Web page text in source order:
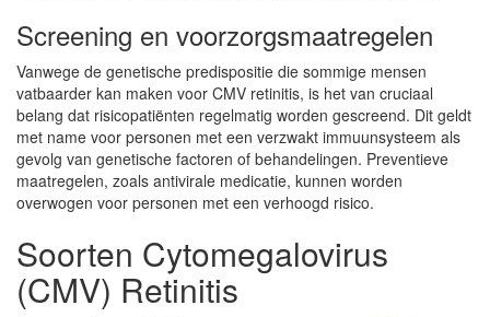
Screening en voorzorgsmaatregelen
Vanwege de genetische predispositie die sommige mensen
vatbaarder kan maken voor CMV retinitis, is het van cruciaal
belang dat risicopatiënten regelmatig worden gescreend. Dit geldt
met name voor personen met een verzwakt immuunsysteem als
gevolg van genetische factoren of behandelingen. Preventieve
maatregelen, zoals antivirale medicatie, kunnen worden
overwogen voor personen met een verhoogd risico.
Soorten Cytomegalovirus
(CMV) Retinitis